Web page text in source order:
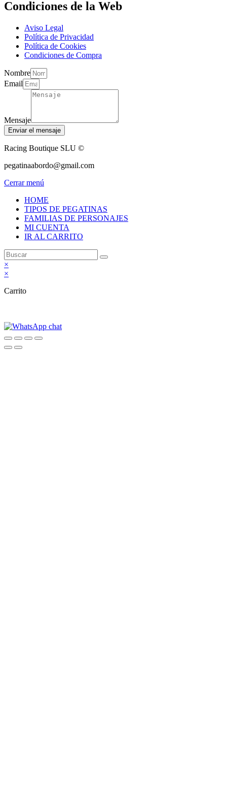
Condiciones de la Web
Aviso Legal
Política de Privacidad
Política de Cookies
Condiciones de Compra
Nombre
Email
Mensaje
Enviar el mensaje
Racing Boutique SLU ©
pegatinaabordo@gmail.com
Cerrar menú
HOME
TIPOS DE PEGATINAS
FAMILIAS DE PERSONAJES
MI CUENTA
IR AL CARRITO
×
×
Carrito